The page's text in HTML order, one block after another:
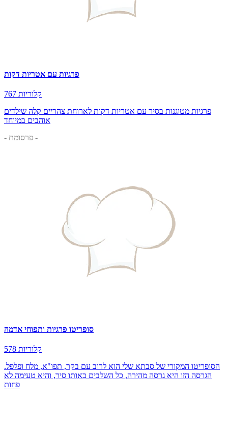
פרגיות עם אטריות דקות
767 קלוריות
פרגיות מטוגנות בסיר עם אטריות דקות לארוחת צהריים קלה שילדים
אוהבים במיוחד
- פרסומת -
סופריטו פרגיות ותפוחי אדמה
578 קלוריות
הסופריטו המקורי של סבתא שלי הוא לרוב עם בקר, תפו"א, מלח ופלפל.
הגרסה הזו היא גרסה מהירה, כל השלבים באותו סיר, והיא טעימה לא
פחות